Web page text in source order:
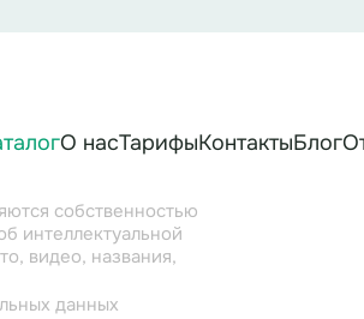
О насТарифыКонтактыБлог
данных
собственностью
интеллектуальной
видео, названия,